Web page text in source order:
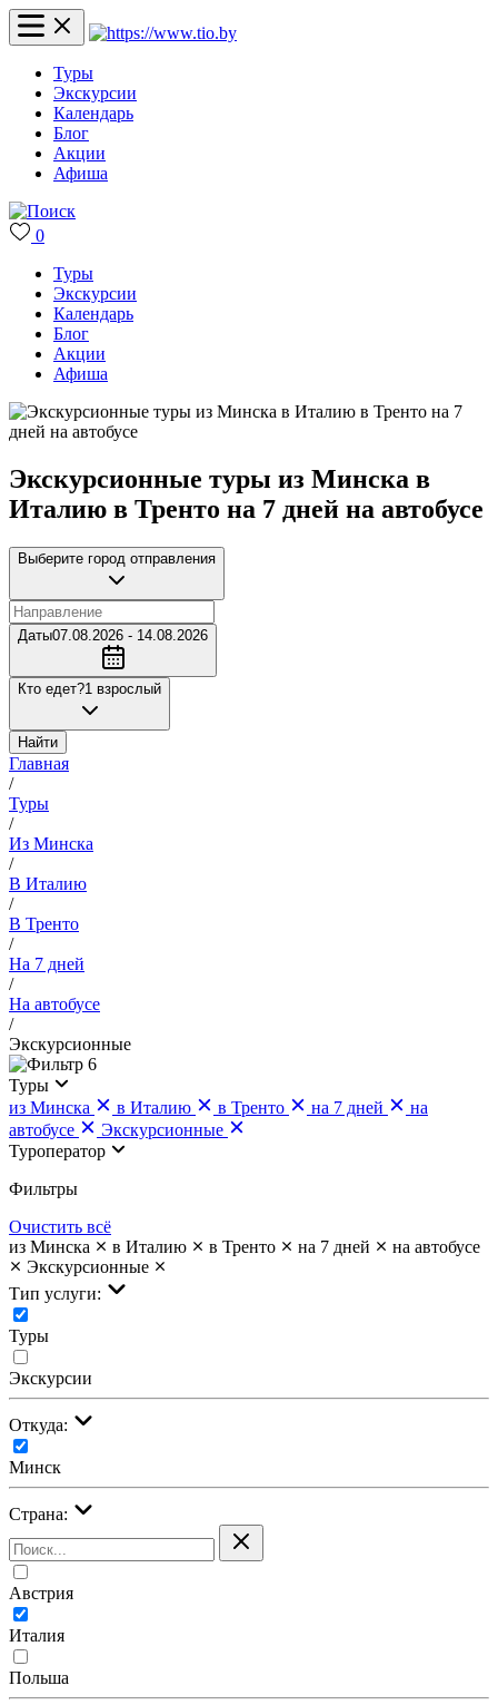
Туры
Экскурсии
Календарь
Блог
Акции
Афиша
0
Туры
Экскурсии
Календарь
Блог
Акции
Афиша
Экскурсионные туры из Минска в
Италию в Тренто на 7 дней на автобусе
Выберите город отправления
Даты07.08.2026 - 14.08.2026
Кто едет?1 взрослый
Найти
Главная
/
Туры
/
Из Минска
/
В Италию
/
В Тренто
/
На 7 дней
/
На автобусе
/
Экскурсионные
6
Туры
из Минска
в Италию в Тренто на 7 дней
на
автобусе
Экскурсионные
Туроператор
Фильтры
Очистить всё
из Минска
в Италию в Тренто на 7 дней
на автобусе
Экскурсионные
Тип услуги:
Туры
Экскурсии
Откуда:
Минск
Страна:
Австрия
Италия
Польша